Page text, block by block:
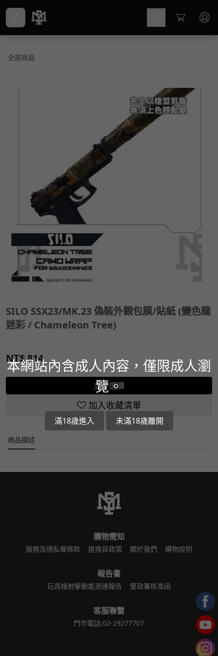
Cart
全部商品
SILO SSX23/MK.23 偽裝外觀包膜/貼紙 (變色龍
迷彩 / Chameleon Tree)
NT$814
立即選購
加入收藏清單
商品描述
購物需知
服務及隱私權條款 退換貨政策 關於我們 購物說明
報告書
玩具槍射擊動能測速報告 警政署核准函
客服聯繫
門市電話:02-29277707
本網站內含成人內容，僅限成人瀏
覽。
滿18歲進入 未滿18歲離開